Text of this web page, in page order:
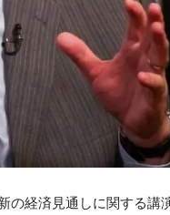
の経済見通しに関する講